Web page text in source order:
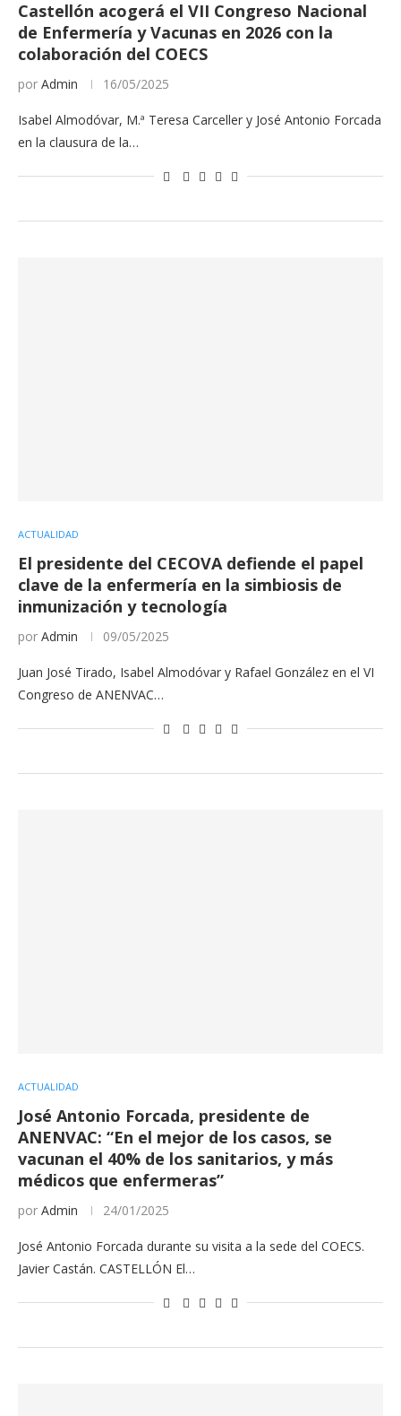
Castellón acogerá el VII Congreso Nacional
de Enfermería y Vacunas en 2026 con la
colaboración del COECS
por Admin 16/05/2025
Isabel Almodóvar, M.ª Teresa Carceller y José Antonio Forcada
en la clausura de la…
ACTUALIDAD
El presidente del CECOVA defiende el papel
clave de la enfermería en la simbiosis de
inmunización y tecnología
por Admin 09/05/2025
Juan José Tirado, Isabel Almodóvar y Rafael González en el VI
Congreso de ANENVAC…
ACTUALIDAD
José Antonio Forcada, presidente de
ANENVAC: “En el mejor de los casos, se
vacunan el 40% de los sanitarios, y más
médicos que enfermeras”
por Admin 24/01/2025
José Antonio Forcada durante su visita a la sede del COECS.
Javier Castán. CASTELLÓN El…